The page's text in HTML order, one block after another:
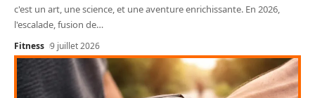
c'est un art, une science, et une aventure enrichissante. En 2026,
l'escalade, fusion de…
Fitness 9 juillet 2026